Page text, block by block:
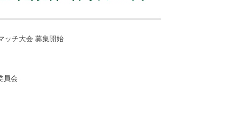
ッチ大会 募集開始
員会